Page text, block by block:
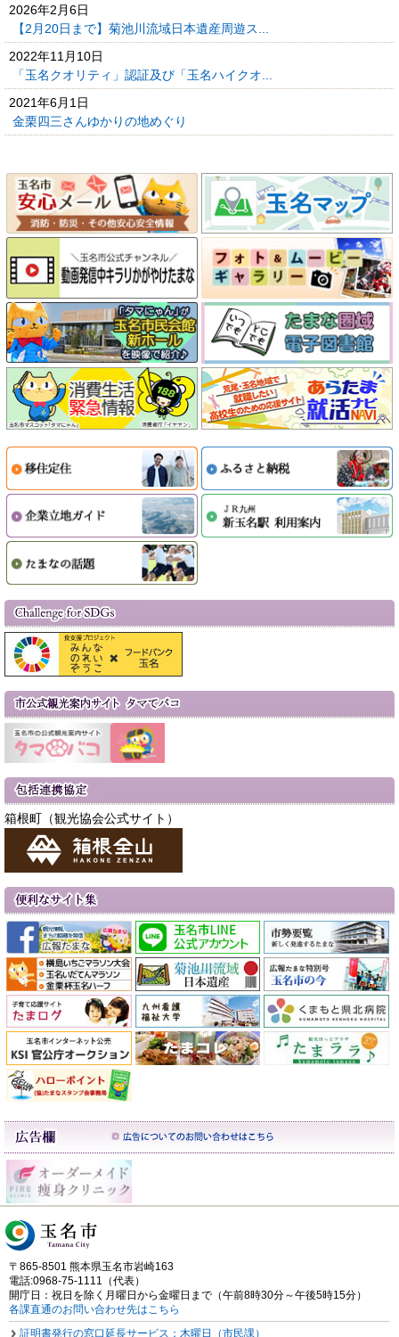
2026年2月6日
【2月20日まで】菊池川流域日本遺産周遊ス...
2022年11月10日
「玉名クオリティ」認証及び「玉名ハイクオ...
2021年6月1日
金栗四三さんゆかりの地めぐり
箱根町（観光協会公式サイト）
〒865-8501 熊本県玉名市岩崎163
電話:0968-75-1111（代表）
開庁日：祝日を除く月曜日から金曜日まで（午前8時30分～午後5時15分）
各課直通のお問い合わせ先はこちら
証明書発行の窓口延長サービス：木曜日（市民課）